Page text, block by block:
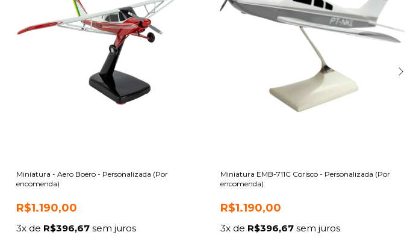
Miniatura - Aero Boero - Personalizada (Por
encomenda)
R$1.190,00
3x de R$396,67sem juros
Miniatura EMB-711C Corisco - Personalizada (Por
encomenda)
R$1.190,00
3x de R$396,67 sem juros